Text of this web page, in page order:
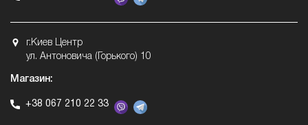
г.Киев Центр
ул. Антоновича (Горького) 10
Магазин:
+38 067 210 22 33